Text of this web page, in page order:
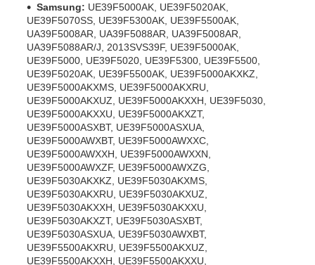
Samsung: UE39F5000AK, UE39F5020AK,
UE39F5070SS, UE39F5300AK, UE39F5500AK,
UA39F5008AR, UA39F5088AR, UA39F5008AR,
UA39F5088AR/J, 2013SVS39F, UE39F5000AK,
UE39F5000, UE39F5020, UE39F5300, UE39F5500,
UE39F5020AK, UE39F5500AK, UE39F5000AKXKZ,
UE39F5000AKXMS, UE39F5000AKXRU,
UE39F5000AKXUZ, UE39F5000AKXXH, UE39F5030,
UE39F5000AKXXU, UE39F5000AKXZT,
UE39F5000ASXBT, UE39F5000ASXUA,
UE39F5000AWXBT, UE39F5000AWXXC,
UE39F5000AWXXH, UE39F5000AWXXN,
UE39F5000AWXZF, UE39F5000AWXZG,
UE39F5030AKXKZ, UE39F5030AKXMS,
UE39F5030AKXRU, UE39F5030AKXUZ,
UE39F5030AKXXH, UE39F5030AKXXU,
UE39F5030AKXZT, UE39F5030ASXBT,
UE39F5030ASXUA, UE39F5030AWXBT,
UE39F5500AKXRU, UE39F5500AKXUZ,
UE39F5500AKXXH, UE39F5500AKXXU,